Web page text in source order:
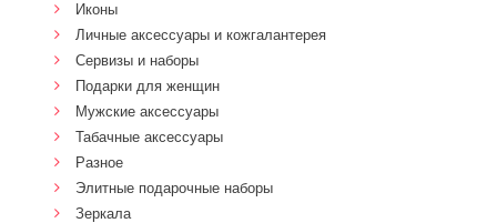
Иконы
Личные аксессуары и кожгалантерея
Сервизы и наборы
Подарки для женщин
Мужские аксессуары
Табачные аксессуары
Разное
Элитные подарочные наборы
Зеркала